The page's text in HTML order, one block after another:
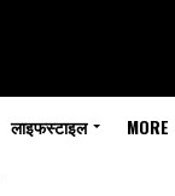
लाइफस्टाइल MORE